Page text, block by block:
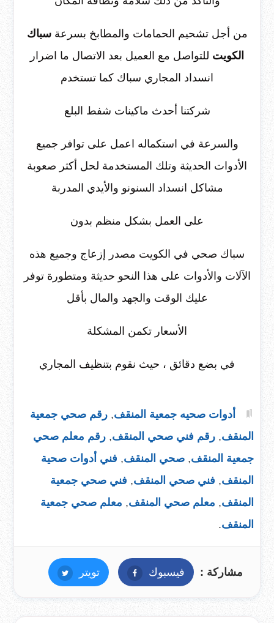
من أجل تشحيم الحمامات والمطابخ بسرعةسباك
الكويت للتواصل مع العميل بعد الاتصال ما اضرار
انسداد المجاري سباك كما تستخدم
شركتنا أحدث ماكينات شفط البلع
والسرعة في استكماله اعمل على توافر جميع
الأدوات الحديثة وتلك المستخدمة لحل أكثر صعوبة
مشاكل انسداد السنونو والأيدي المدربة
على العمل بشكل منظم بدون
سباك صحي في الكويت مصدر إزعاج وجميع هذه
الآلات والأدوات على هذا النحو حديثة ومتطورة توفر
عليك الوقت والجهد والمال بأقل
الأسعار تكمن المشكلة
في بضع دقائق ، حيث نقوم بتنظيف المجاري
أدوات صحيه جمعية المنقف, رقم صحي جمعية
المنقف, رقم فني صحي المنقف, رقم معلم صحي
جمعية المنقف, صحي المنقف, فني أدوات صحية
المنقف, فني صحي المنقف, فني صحي جمعية
المنقف, معلم صحي المنقف, معلم صحي جمعية
المنقف.
مشاركة : فيسبوك فيسبوكتويتر تويتر